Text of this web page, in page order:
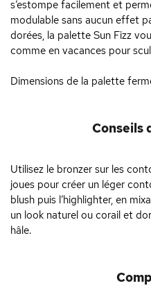
s’estompe facilement et
modulable sans aucun effet
dorées, la palette Sun Fizz
comme en vacances pour
Dimensions de la palette
Conseils
Utilisez le bronzer sur les
joues pour créer un léger
blush puis l’highlighter, en
un look naturel ou corail et
hâle.